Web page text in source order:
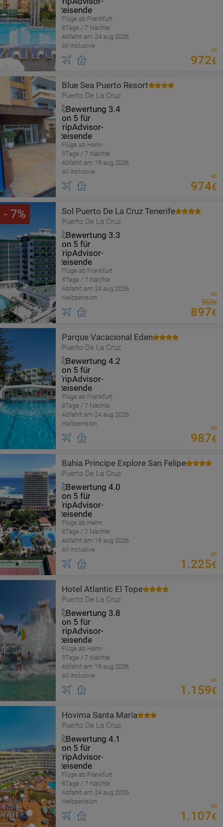
Flüge ab Frankfurt
8Tage / 7 Nächte
Abfahrt am 24 aug 2026
All Inclusive
ab
972€
Blue Sea Puerto Resort
Puerto De La Cruz
Flüge ab Hahn
9Tage / 7 Nächte
Abfahrt am 19 aug 2026
All Inclusive
ab
974€
7 Sol Puerto De La Cruz Tenerife
Puerto De La Cruz
Flüge ab Frankfurt
8Tage / 7 Nächte
Abfahrt am 24 aug 2026
Halbpension
ab
963€
897€
Parque Vacacional Eden
Puerto De La Cruz
Flüge ab Frankfurt
8Tage / 7 Nächte
Abfahrt am 24 aug 2026
Halbpension
ab
987€
Bahia Principe Explore San Felipe
Puerto De La Cruz
Flüge ab Hahn
8Tage / 7 Nächte
Abfahrt am 19 aug 2026
All Inclusive
ab
1 .225€
Hotel Atlantic El Tope
Puerto De La Cruz
Flüge ab Hahn
9Tage / 7 Nächte
Abfahrt am 19 aug 2026
All Inclusive
ab
1 .159€
Hovima Santa María
Puerto De La Cruz
Flüge ab Frankfurt
8Tage / 7 Nächte
Abfahrt am 24 aug 2026
Halbpension
ab
1 .107€